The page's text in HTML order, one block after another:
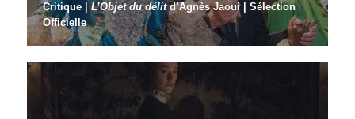
Critique |L’Objet du délitd’Agnès Jaoui | Sélection
Officielle